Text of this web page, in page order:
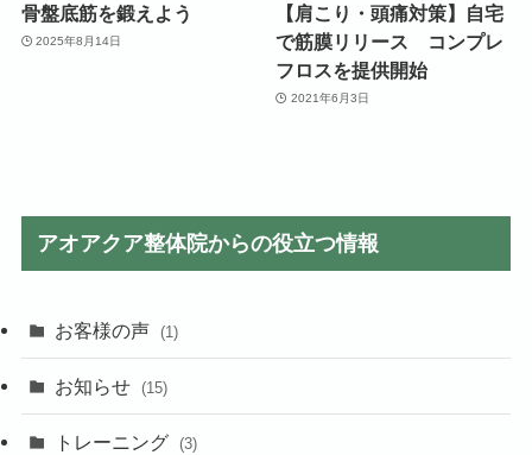
骨盤底筋を鍛えよう
2025年8月14日
【肩こり・頭痛対策】自宅
で筋膜リリース コンプレ
フロスを提供開始
2021年6月3日
アオアクア整体院からの役立つ情報
お客様の声 (1)
お知らせ (15)
トレーニング (3)